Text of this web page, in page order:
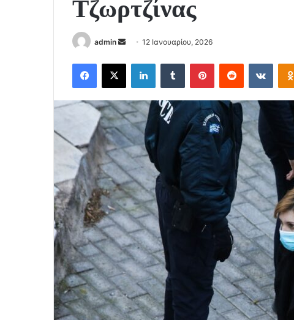
Τζωρτζίνας
admin
Send
email
12 Ιανουαρίου, 2026
Facebook
X LinkedInTumblr PinterestReddit